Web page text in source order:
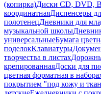
(копирка)Диски CD, DVD,
координатнаяДиспенсеры
полотенецДневники для
музыкальной школы
универсальныеБумага
поделокКлавиатуры
творчества в листах
крепированнаяДоски для
цветная форматная в
покрытием "под кожу и